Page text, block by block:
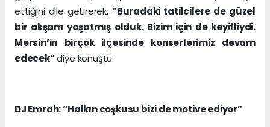
ettiğini dile getirerek, “Buradaki tatilcilere de güzel
bir akşam yaşatmış olduk. Bizim için de keyifliydi.
Mersin’in birçok ilçesinde konserlerimiz devam
edecek”diye konuştu.
DJ Emrah: “Halkın coşkusu bizi de motive ediyor”